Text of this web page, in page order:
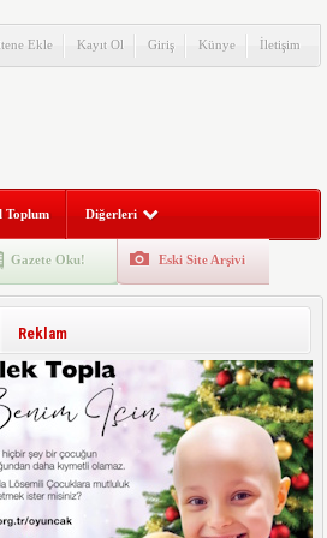
Ekle Kayıt Ol Giriş Künye İletişim
Toplum Diğerleri
Gazete Oku! Eski Site Arşivi
Reklam